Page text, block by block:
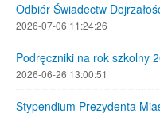
Odbiór Świadectw
2026-07-06 11:24:26
Podręczniki na rok szkolny
2026-06-26 13:00:51
Stypendium Prezydenta